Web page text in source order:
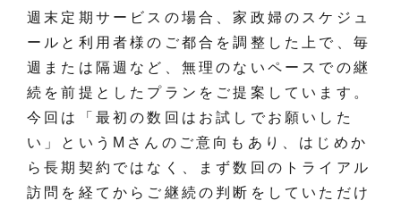
週末定期サービスの場合、家政婦のスケジュ
ールと利用者様のご都合を調整した上で、毎
週または隔週など、無理のないペースでの継
続を前提としたプランをご提案しています。
今回は「最初の数回はお試しでお願いした
い」というMさんのご意向もあり、はじめか
ら長期契約ではなく、まず数回のトライアル
訪問を経てからご継続の判断をしていただけ